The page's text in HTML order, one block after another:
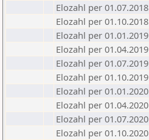
Elozahl per 01.07.2018
Elozahl per 01.10.2018
Elozahl per 01.01.2019
Elozahl per 01.04.2019
Elozahl per 01.07.2019
Elozahl per 01.10.2019
Elozahl per 01.01.2020
Elozahl per 01.04.2020
Elozahl per 01.07.2020
Elozahl per 01.10.2020